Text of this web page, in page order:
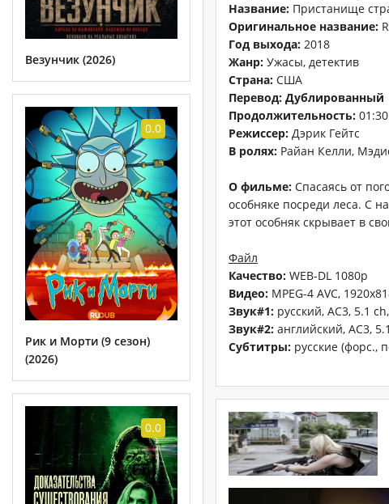
Везунчик (2026)
0.0
Рик и Морти (9 сезон)
(2026)
0.0
Название: Пристанище
Оригинальное название:
Год выхода: 2018
Жанр: Ужасы, детектив
Страна: США
Перевод: Дублированный
Продолжительность:
Режиссер: Дэрик Гейтс
В ролях: Райан Келли,
О фильме: Спасаясь от
особняке посреди леса. С
этот особняк скрывает в
Файл
Качество: WEB-DL 1080p
Видео: MPEG-4 AVC,
Звук#1: русский, AC3, 5.1
Звук#2: английский, AC3,
Субтитры: русские (форс.,